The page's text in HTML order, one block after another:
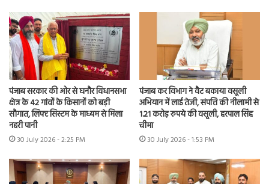
पंजाब सरकार की ओर से घनौर विधानसभा
क्षेत्र के 42 गांवों के किसानों को बड़ी
सौगात, लिफ्ट सिस्टम के माध्यम से मिला
नहरी पानी
30 July 2026 - 2:25 PM
पंजाब कर विभाग ने वैट बकाया वसूली
अभियान में लाई तेजी, संपत्ति की नीलामी से
1.21 करोड़ रुपये की वसूली, हरपाल सिंह
चीमा
30 July 2026 - 1:53 PM